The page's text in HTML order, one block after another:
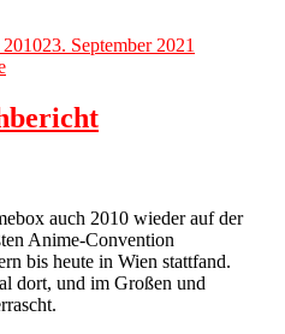
201023. September 2021
auch 2010 wieder auf der
Anime-Convention
bis heute in Wien stattfand.
dort, und im Großen und